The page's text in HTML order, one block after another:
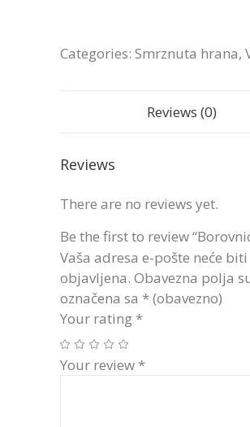
Categories: Smrznuta hrana,
Reviews (0)
Reviews
There are no reviews yet.
Be the first to review
Vaša adresa e-pošte neće biti
objavljena. Obavezna polja
označena sa * (obavezno)
Your rating *
Your review *